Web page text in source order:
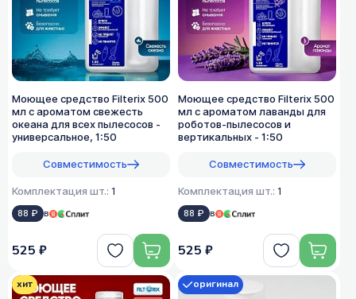
Моющее средство Filterix 500
мл с ароматом свежесть
океана для всех пылеcосов -
универсальное, 1:50
Совместимость
Комплектация шт.: 1
88 ₽ в
525 ₽
Моющее средство Filterix 500
мл с ароматом лаванды для
роботов-пылесосов и
вертикальных - 1:50
Совместимость
Комплектация шт.: 1
88 ₽ в
525 ₽
хит оригинал